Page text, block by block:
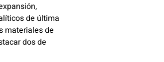
de última
materiales de
dos de